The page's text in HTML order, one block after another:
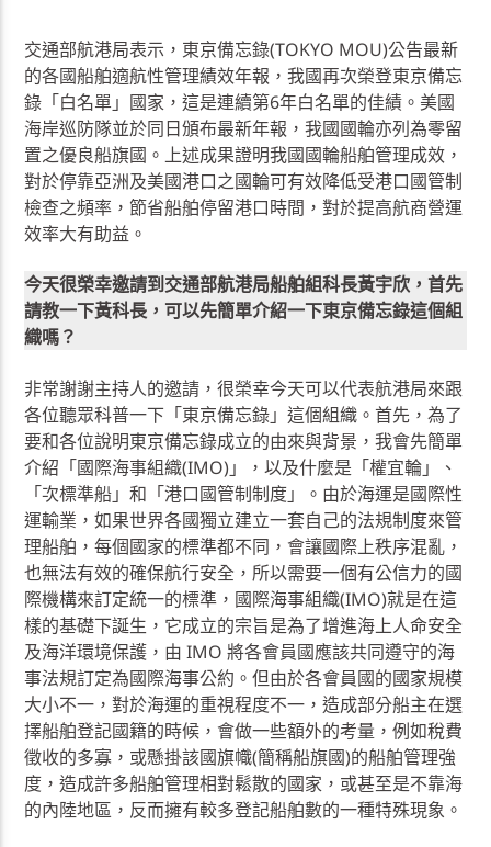
交通部航港局表示，東京備忘錄(TOKYO MOU)公告最新
的各國船舶適航性管理績效年報，我國再次榮登東京備忘
錄「白名單」國家，這是連續第6年白名單的佳績。美國
海岸巡防隊並於同日頒布最新年報，我國國輪亦列為零留
置之優良船旗國。上述成果證明我國國輪船舶管理成效，
對於停靠亞洲及美國港口之國輪可有效降低受港口國管制
檢查之頻率，節省船舶停留港口時間，對於提高航商營運
效率大有助益。
今天很榮幸邀請到交通部航港局船舶組科長黃宇欣，首先
請教一下黃科長，可以先簡單介紹一下東京備忘錄這個組
織嗎？
非常謝謝主持人的邀請，很榮幸今天可以代表航港局來跟
各位聽眾科普一下「東京備忘錄」這個組織。首先，為了
要和各位說明東京備忘錄成立的由來與背景，我會先簡單
介紹「國際海事組織(IMO)」，以及什麼是「權宜輪」、
「次標準船」和「港口國管制制度」。由於海運是國際性
運輸業，如果世界各國獨立建立一套自己的法規制度來管
理船舶，每個國家的標準都不同，會讓國際上秩序混亂，
也無法有效的確保航行安全，所以需要一個有公信力的國
際機構來訂定統一的標準，國際海事組織(IMO)就是在這
樣的基礎下誕生，它成立的宗旨是為了增進海上人命安全
及海洋環境保護，由 IMO 將各會員國應該共同遵守的海
事法規訂定為國際海事公約。但由於各會員國的國家規模
大小不一，對於海運的重視程度不一，造成部分船主在選
擇船舶登記國籍的時候，會做一些額外的考量，例如稅費
徵收的多寡，或懸掛該國旗幟(簡稱船旗國)的船舶管理強
度，造成許多船舶管理相對鬆散的國家，或甚至是不靠海
的內陸地區，反而擁有較多登記船舶數的一種特殊現象。